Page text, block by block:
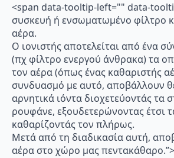
<span data-tooltip-left="" data-
συσκευή ή ενσωματωμένο φίλτρο
αέρα.
Ο ιονιστής αποτελείται από ένα
(πχ φίλτρο ενεργού άνθρακα) τα
τον αέρα (όπως ένας καθαριστής
συνδυασμό με αυτό, αποβάλλουν
αρνητικά ιόντα διοχετεύοντάς τα
ρουφάνε, εξουδετερώνοντας έτσι
καθαρίζοντάς τον πλήρως.
Μετά από τη διαδικασία αυτή,
αέρα στο χώρο μας